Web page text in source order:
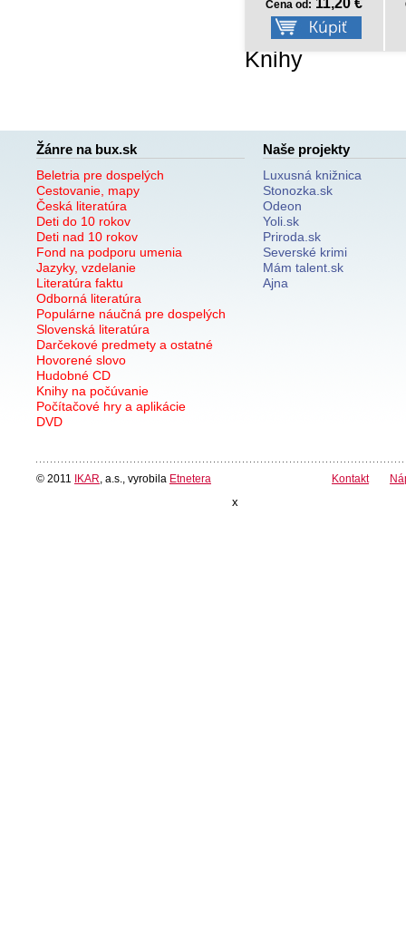
Cena od:
Knihy
Žánre na bux.sk
Beletria pre dospelých
Cestovanie, mapy
Česká literatúra
Deti do 10 rokov
Deti nad 10 rokov
Fond na podporu umenia
Jazyky, vzdelanie
Literatúra faktu
Odborná literatúra
Populárne náučná pre dospelých
Slovenská literatúra
Darčekové predmety a ostatné
Hovorené slovo
Hudobné CD
Knihy na počúvanie
Počítačové hry a aplikácie
DVD
Naše projekty
Luxusná knižnica
Stonozka.sk
Odeon
Yoli.sk
Priroda.sk
Severské krimi
Mám talent.sk
Ajna
© 2011 IKAR , a.s., vyrobila Etnetera Kontakt
x